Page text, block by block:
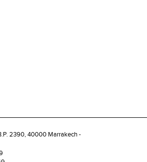
2390, 40000 Marrakech -